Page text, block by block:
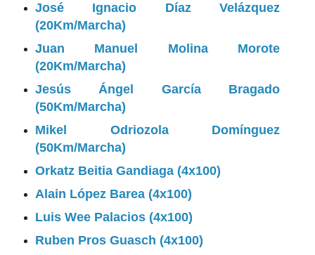
José Ignacio Díaz Velázquez
(20Km/Marcha)
Juan Manuel Molina Morote
(20Km/Marcha)
Jesús Ángel García Bragado
(50Km/Marcha)
Mikel Odriozola Domínguez
(50Km/Marcha)
Orkatz Beitia Gandiaga (4x100)
Alain López Barea (4x100)
Luis Wee Palacios (4x100)
Ruben Pros Guasch (4x100)